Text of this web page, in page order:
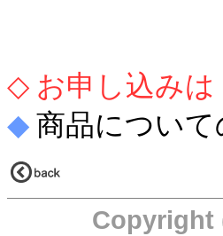
◇ お申し込みは
◆ 商品につい
Copyright